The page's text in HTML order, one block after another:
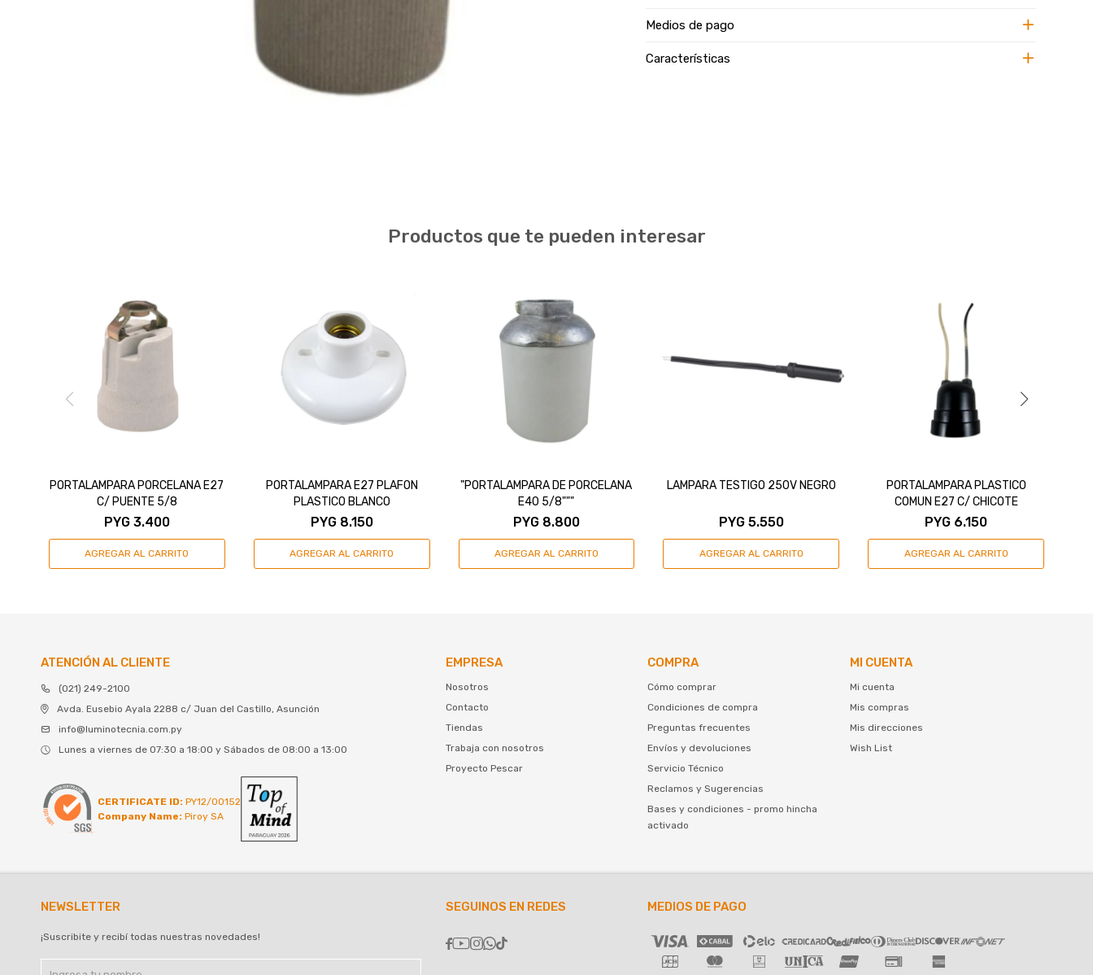
Medios de pago
Características
Productos que te pueden interesar
PORTALAMPARA PORCELANA E27
C/ PUENTE 5/8
PYG 3.400
PORTALAMPARA E27 PLAFON
PLASTICO BLANCO
PYG 8.150
"PORTALAMPARA DE PORCELANA
E40 5/8"""
PYG 8.800
LAMPARA TESTIGO 250V NEGRO
PYG 5.550
PORTALAMPARA PLASTICO
COMUN E27 C/ CHICOTE
PYG 6.150
ATENCIÓN AL CLIENTE
(021) 249-2100
Avda. Eusebio Ayala 2288 c/ Juan del Castillo, Asunción
info@luminotecnia.com.py
Lunes a viernes de 07:30 a 18:00 y Sábados de 08:00 a 13:00
CERTIFICATE ID: PY12/00152
Company Name: Piroy SA
EMPRESA
Nosotros
Contacto
Tiendas
Trabaja con nosotros
Proyecto Pescar
COMPRA
Cómo comprar
Condiciones de compra
Preguntas frecuentes
Envíos y devoluciones
Servicio Técnico
Reclamos y Sugerencias
Bases y condiciones - promo hincha
activado
MI CUENTA
Mi cuenta
Mis compras
Mis direcciones
Wish List
NEWSLETTER
¡Suscribite y recibí todas nuestras novedades!
SEGUINOS EN REDES

MEDIOS DE PAGO